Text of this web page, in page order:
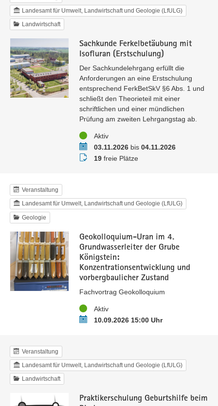
Landesamt für Umwelt, Landwirtschaft und Geologie (LfULG)
Landwirtschaft
Sachkunde Ferkelbetäubung mit
Isofluran (Erstschulung)
Der Sachkundelehrgang erfüllt die
Anforderungen an eine Erstschulung
entsprechend FerkBetSkV §6 Abs. 1 und
schließt den Theorieteil mit einer
schriftlichen und einer mündlichen
Prüfung am zweiten Lehrgangstag ab.
StatusAktiv
Termin03.11.2026bis 04.11.2026
Buchungsstatus
19freie Plätze
Veranstaltung
Landesamt für Umwelt, Landwirtschaft und Geologie (LfULG)
Geologie
Geokolloquium-Uran im 4.
Grundwasserleiter der Grube
Königstein:
Konzentrationsentwicklung und
vorbergbaulicher Zustand
Fachvortrag Geokolloquium
StatusAktiv
Termin10.09.2026 15:00 Uhr
Veranstaltung
Landesamt für Umwelt, Landwirtschaft und Geologie (LfULG)
Landwirtschaft
Praktikerschulung Geburtshilfe beim